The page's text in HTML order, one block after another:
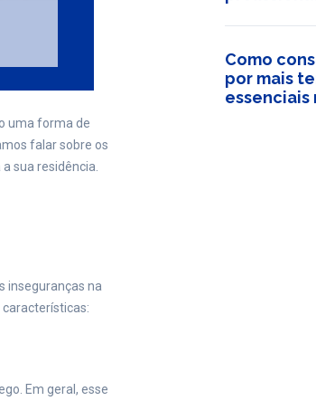
uma forma de
falar sobre os
sua residência.
inseguranças na
características:
Em geral, esse
Como
por mais
essenciais